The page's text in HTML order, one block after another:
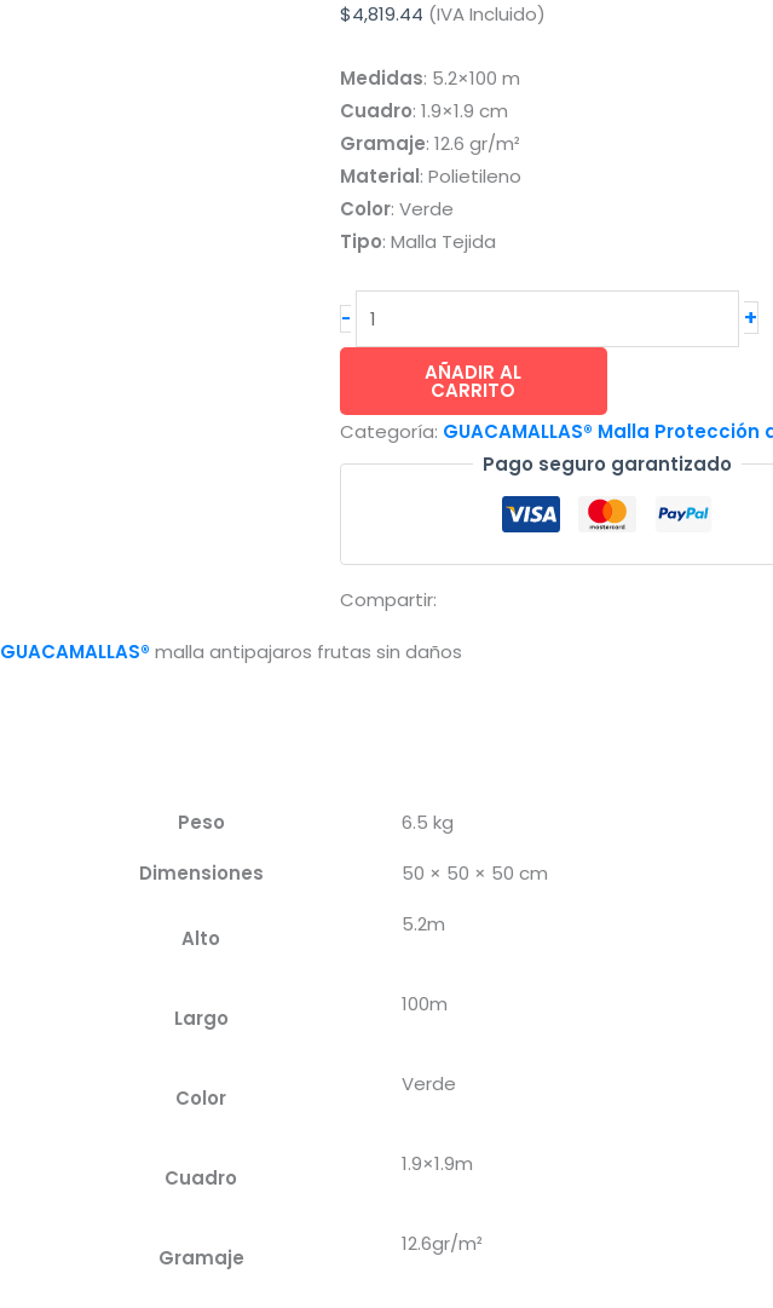
$4,819.44 (IVA Incluido)
Medidas: 5.2×100 m
Cuadro: 1.9×1.9 cm
Gramaje: 12.6 gr/m²
Material: Polietileno
Color: Verde
Tipo: Malla Tejida
-
antipajaros
sin
daños
cantidad
+
AÑADIR AL
CARRITO
Categoría: GUACAMALLAS® Malla Protección
Pago seguro garantizado
Compartir:
GUACAMALLAS® malla antipajaros frutas sin daños
Peso
6.5 kg
Dimensiones
50 × 50 × 50 cm
Alto
5.2m
Largo
100m
Color
Verde
Cuadro
1.9×1.9m
Gramaje
12.6gr/m²